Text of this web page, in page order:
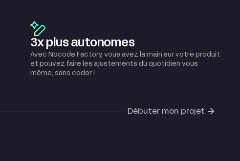
3x plus autonomes
Avec Nocode Factory, vous avez la main sur votre produit
et pouvez faire les ajustements du quotidien vous
même, sans coder !
Débuter mon projet